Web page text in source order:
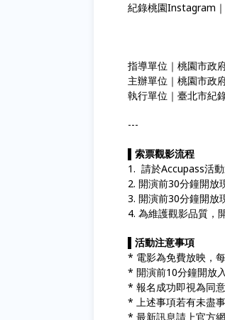
紀錄桃園Instagram｜
指導單位｜桃園市政
主辦單位｜桃園市政
執行單位｜臺北市紀
---
索票觀影流程
1. 請於Accupass活
2. 開演前30分鐘開放
3. 開演前30分鐘開放
4. 為維護觀影品質，
活動注意事項
* 電影為免費放映，
* 開演前10分鐘開放
* 報名成功即視為同
* 上述事項若有未盡
* 最新訊息請上官方